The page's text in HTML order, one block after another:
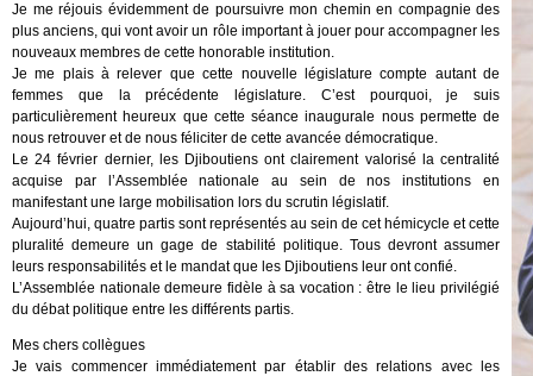
Je me réjouis évidemment de poursuivre mon chemin en compagnie des
plus anciens, qui vont avoir un rôle important à jouer pour accompagner les
nouveaux membres de cette honorable institution.
Je me plais à relever que cette nouvelle législature compte autant de
femmes que la précédente législature. C’est pourquoi, je suis
particulièrement heureux que cette séance inaugurale nous permette de
nous retrouver et de nous féliciter de cette avancée démocratique.
Le 24 février dernier, les Djiboutiens ont clairement valorisé la centralité
acquise par l’Assemblée nationale au sein de nos institutions en
manifestant une large mobilisation lors du scrutin législatif.
Aujourd’hui, quatre partis sont représentés au sein de cet hémicycle et cette
pluralité demeure un gage de stabilité politique. Tous devront assumer
leurs responsabilités et le mandat que les Djiboutiens leur ont confié.
L’Assemblée nationale demeure fidèle à sa vocation : être le lieu privilégié
du débat politique entre les différents partis.
Mes chers collègues
Je vais commencer immédiatement par établir des relations avec les